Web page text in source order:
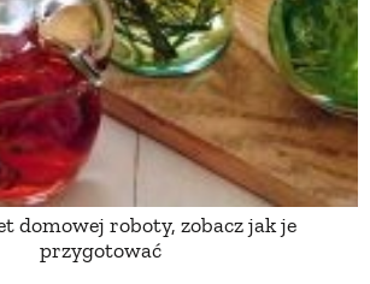
domowej roboty, zobacz jak je
przygotować
DOMOWE
W NATURZE
GRZYBY